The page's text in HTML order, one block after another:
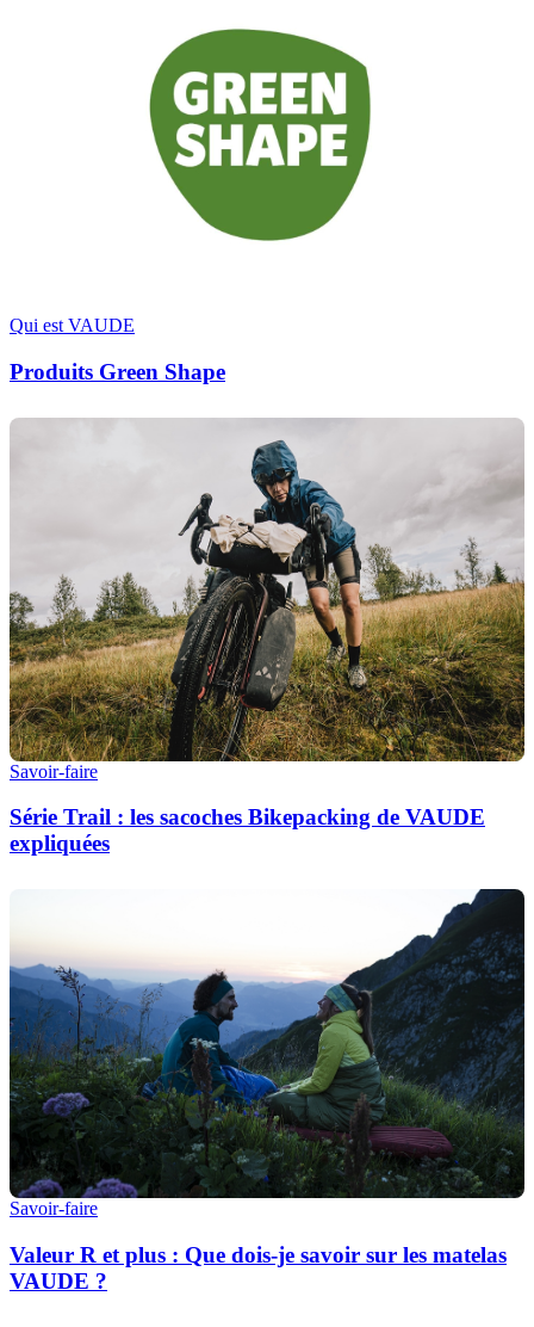
Qui est VAUDE
Produits Green Shape
Savoir-faire
Série Trail : les sacoches Bikepacking de VAUDE
expliquées
Savoir-faire
Valeur R et plus : Que dois-je savoir sur les matelas
VAUDE ?